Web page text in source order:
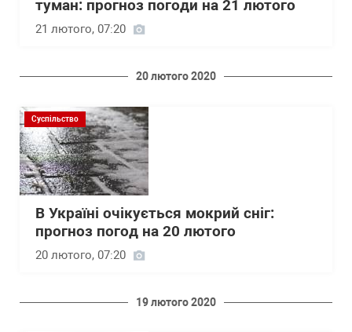
туман: прогноз погоди на 21 лютого
21 лютого, 07:20
20 лютого 2020
Суспільство
В Україні очікується мокрий сніг:
прогноз погод на 20 лютого
20 лютого, 07:20
19 лютого 2020